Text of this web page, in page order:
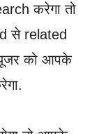
करेगा तो
से related
को आपके